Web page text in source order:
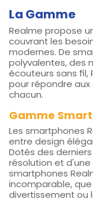
La Gamme
Realme propose
couvrant les
modernes. De
polyvalentes, des
écouteurs sans fil,
pour répondre
chacun.
Gamme
Les smartphones
entre design
Dotés des
résolution et
smartphones
incomparable,
divertissement ou